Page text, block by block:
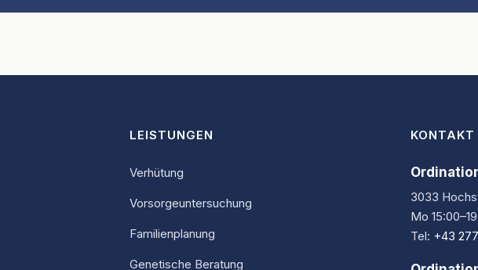
LEISTUNGEN
Verhütung
Vorsorgeuntersuchung
Familienplanung
Genetische Beratung
KONTAKT
3033
Mo
Tel: +43